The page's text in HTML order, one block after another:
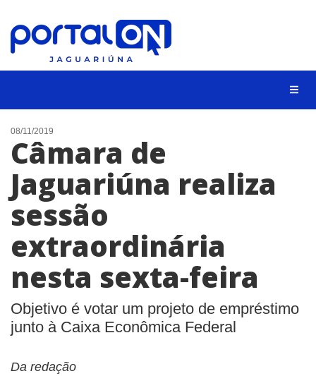
NOTÍCIAS
LISTA DIGITAL
CONTATO
ANUNCIE
08/11/2019
Câmara de
Jaguariúna realiza
sessão
extraordinária
nesta sexta-feira
Objetivo é votar um projeto de empréstimo
junto à Caixa Econômica Federal
Da redação